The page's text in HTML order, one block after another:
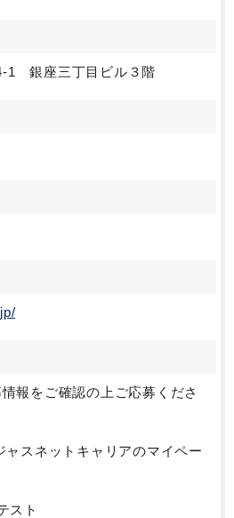
1 銀座三丁目ビル３階
報をご確認の上ご応募くださ
スネットキャリアのマイペー
スト